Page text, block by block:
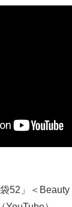
52」＜Beauty